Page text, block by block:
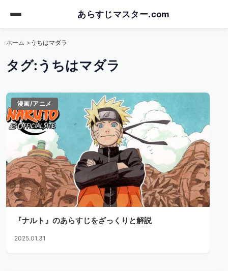
あらすじマスター.com
ホーム うちはマダラ
タグ:うちはマダラ
漫画/アニメ
『ナルト』のあらすじをざっくりと解説
2025.01.31